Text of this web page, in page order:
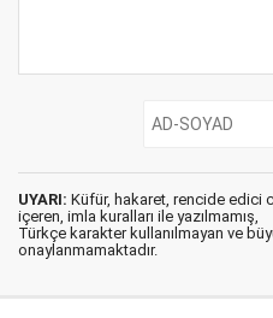
UYARI: Küfür, hakaret, rencide edici
içeren, imla kuralları ile yazılmamış,
Türkçe karakter kullanılmayan ve
onaylanmamaktadır.